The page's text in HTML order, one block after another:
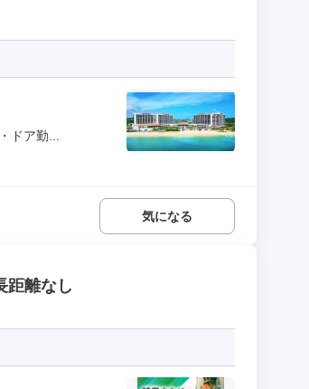
ドア勤...
気になる
距離なし